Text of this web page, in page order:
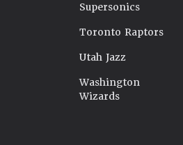
Supersonics
Toronto Raptors
Utah Jazz
Washington
Wizards